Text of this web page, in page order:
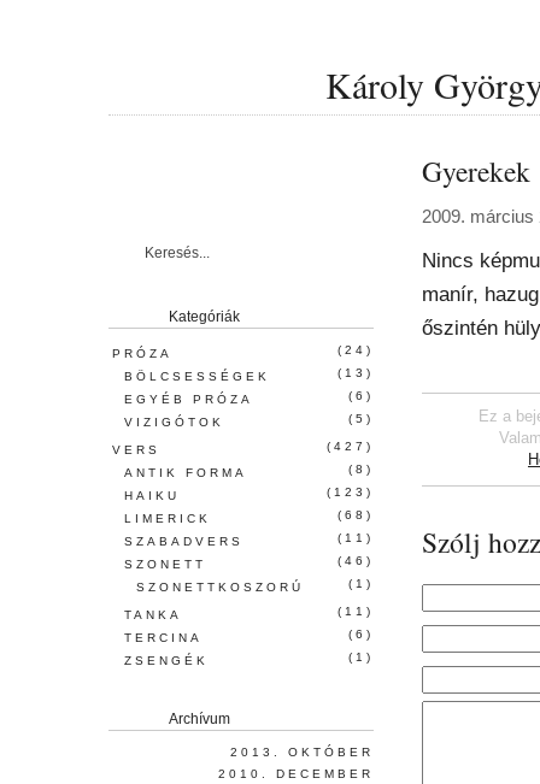
Károly
Gyerekek
2009. március
Nincs
manír,
őszintén
Ez a
Szólj
Kategóriák
PRÓZA
(24)
BÖLCSESSÉGEK
(13)
EGYÉB PRÓZA
(6)
VIZIGÓTOK
(5)
VERS
(427)
ANTIK FORMA
(8)
HAIKU
(123)
LIMERICK
(68)
SZABADVERS
(11)
SZONETT
(46)
SZONETTKOSZORÚ
(1)
TANKA
(11)
TERCINA
(6)
ZSENGÉK
(1)
Archívum
2013. OKTÓBER
2010. DECEMBER